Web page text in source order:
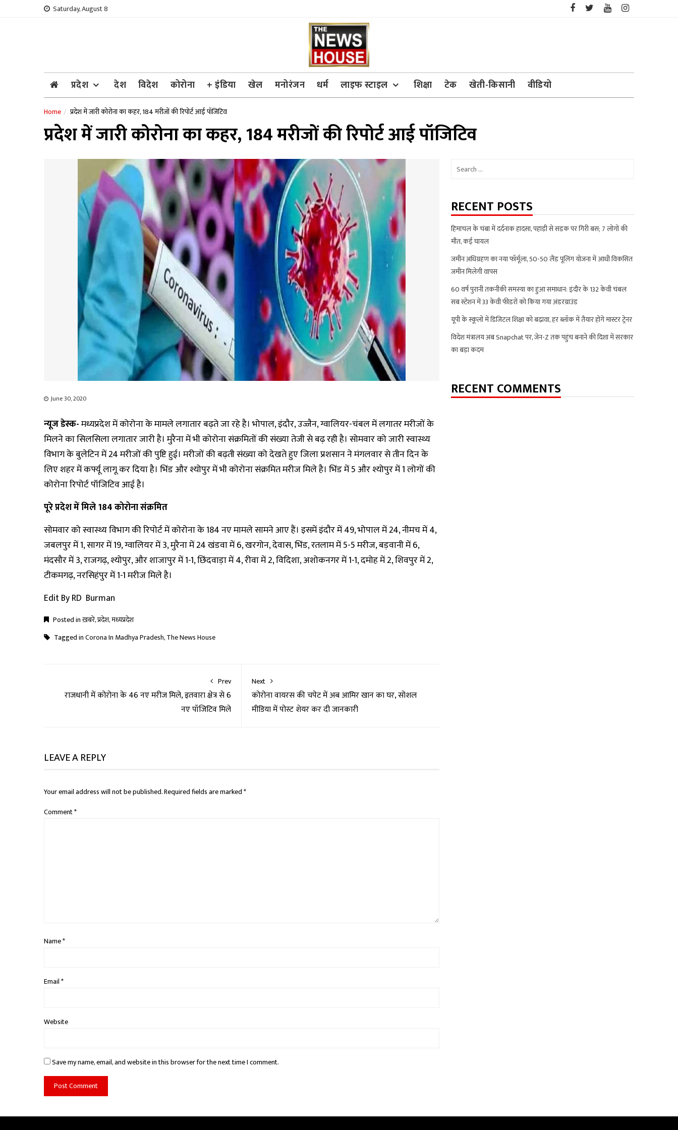
Saturday, August 8
प्रदेश देश विदेश कोरोना + इंडिया खेल मनोरंजन धर्म लाइफ स्टाइल शिक्षा टेक खेती-किसानी वीडियो
Home प्रदेश में जारी कोरोना का कहर, 184 मरीजों की रिपोर्ट आई पॉजिटिव
प्रदेश में जारी कोरोना का कहर, 184 मरीजों की रिपोर्ट आई पॉजिटिव
June 30, 2020
न्यूज डेस्क-मध्यप्रदेश में कोरोना के मामले लगातार बढ़ते जा रहे है। भोपाल, इंदौर, उज्जैन, ग्वालियर-चंबल में लगातर मरीजों के
मिलने का सिलसिला लगातार जारी है। मुरैना में भी कोरोना संक्रमितों की संख्या तेजी से बढ़ रही है। सोमवार को जारी स्वास्थ्य
विभाग के बुलेटिन में 24 मरीजों की पुष्टि हुई। मरीजों की बढ़ती संख्या को देखते हुए जिला प्रशसान ने मंगलवार से तीन दिन के
लिए शहर में कर्फ्यू लागू कर दिया है। भिंड और श्योपुर में भी कोरोना संक्रमित मरीज मिले है। भिंड में 5 और श्योपुर में 1 लोगों की
कोरोना रिपोर्ट पॉजिटिव आई है।
पूरे प्रदेश में मिले 184 कोरोना संक्रमित
सोमवार को स्वास्थ्य विभाग की रिपोर्ट में कोरोना के 184 नए मामले सामने आए हैं। इसमें इंदौर में 49, भोपाल में 24, नीमच में 4,
जबलपुर में 1, सागर में 19, ग्वालियर में 3, मुरैना में 24 खंडवा में 6, खरगोन, देवास, भिंड, रतलाम में 5-5 मरीज, बड़वानी में 6,
मंदसौर में 3, राजगढ़, श्योपुर, और शाजापुर में 1-1, छिंदवाड़ा में 4, रीवा में 2, विदिशा, अशोकनगर में 1-1, दमोह में 2, शिवपुर में 2,
टीकमगढ़, नरसिहंपुर में 1-1 मरीज मिले है।
Edit By RD Burman
Posted inख़बरें,प्रदेश,मध्यप्रदेश
Tagged inCorona In Madhya Pradesh,The News House
Prev
राजधानी में कोरोना के 46 नए मरीज मिले, इतवारा क्षेत्र से 6
नए पॉजिटिव मिले
Next
कोरोना वायरस की चपेट में अब आमिर खान का घर, सोशल
मीडिया में पोस्ट शेयर कर दी जानकारी
LEAVE A REPLY
Your email address will not be published.Required fields are marked*
Comment*
Name*
Email*
Website
Save my name, email, and website in this browser for the next time I comment.
Search
RECENT POSTS
हिमाचल के चंबा में दर्दनाक हादसा, पहाड़ी से सड़क पर गिरी बस; 7 लोगों की
मौत, कई घायल
जमीन अधिग्रहण का नया फॉर्मूला, 50-50 लैंड पूलिंग योजना में आधी विकसित
जमीन मिलेगी वापस
60 वर्ष पुरानी तकनीकी समस्या का हुआ समाधान: इंदौर के 132 केवी चंबल
सब स्टेशन में 33 केवी फीडरों को किया गया अंडरग्राउंड
यूपी के स्कूलों में डिजिटल शिक्षा को बढ़ावा, हर ब्लॉक में तैयार होंगे मास्टर ट्रेनर
विदेश मंत्रालय अब Snapchat पर, जेन-Z तक पहुंच बनाने की दिशा में सरकार
का बड़ा कदम
RECENT COMMENTS